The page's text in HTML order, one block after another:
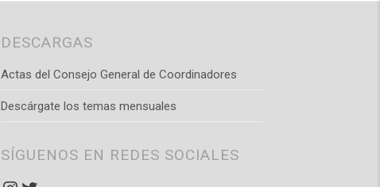
DESCARGAS
Actas del Consejo General de Coordinadores
Descárgate los temas mensuales
SÍGUENOS EN REDES SOCIALES